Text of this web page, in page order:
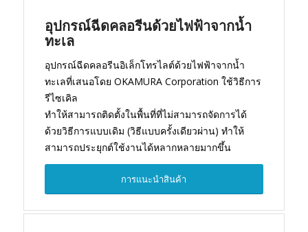
อุปกรณ์ฉีดคลอรีนด้วยไฟฟ้าจากน้ำ
ทะเล
อุปกรณ์ฉีดคลอรีนอิเล็กโทรไลต์ด้วยไฟฟ้าจากน้ำ
ทะเลที่เสนอโดย OKAMURA Corporation ใช้วิธีการ
รีไซเคิล
ทำให้สามารถติดตั้งในพื้นที่ที่ไม่สามารถจัดการได้
ด้วยวิธีการแบบเดิม (วิธีแบบครั้งเดียวผ่าน) ทำให้
สามารถประยุกต์ใช้งานได้หลากหลายมากขึ้น
การแนะนำสินค้า